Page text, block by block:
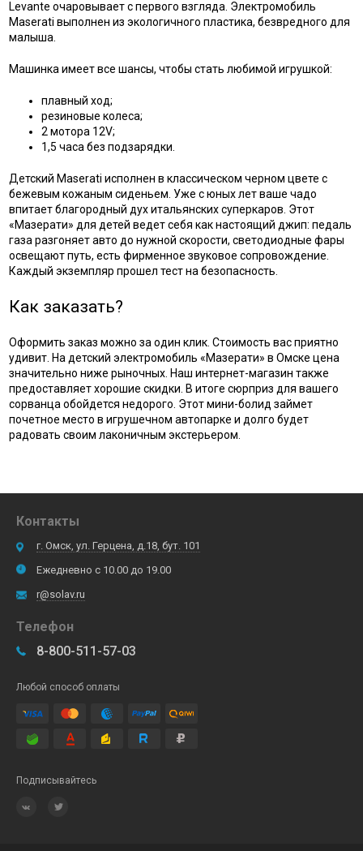
Levante очаровывает с первого взгляда. Электромобиль
Maserati выполнен из экологичного пластика, безвредного для
малыша.
Машинка имеет все шансы, чтобы стать любимой игрушкой:
плавный ход;
резиновые колеса;
2 мотора 12V;
1,5 часа без подзарядки.
Детский Maserati исполнен в классическом черном цвете с
бежевым кожаным сиденьем. Уже с юных лет ваше чадо
впитает благородный дух итальянских суперкаров. Этот
«Мазерати» для детей ведет себя как настоящий джип: педаль
газа разгоняет авто до нужной скорости, светодиодные фары
освещают путь, есть фирменное звуковое сопровождение.
Каждый экземпляр прошел тест на безопасность.
Как заказать?
Оформить заказ можно за один клик. Стоимость вас приятно
удивит. На детский электромобиль «Мазерати» в Омске цена
значительно ниже рыночных. Наш интернет-магазин также
предоставляет хорошие скидки. В итоге сюрприз для вашего
сорванца обойдется недорого. Этот мини-болид займет
почетное место в игрушечном автопарке и долго будет
радовать своим лаконичным экстерьером.
Контакты
г. Омск, ул. Герцена, д.18, бут. 101
Ежедневно с 10.00 до 19.00
r@solav.ru
Телефон
8-800-511-57-03
Любой способ оплаты
Подписывайтесь